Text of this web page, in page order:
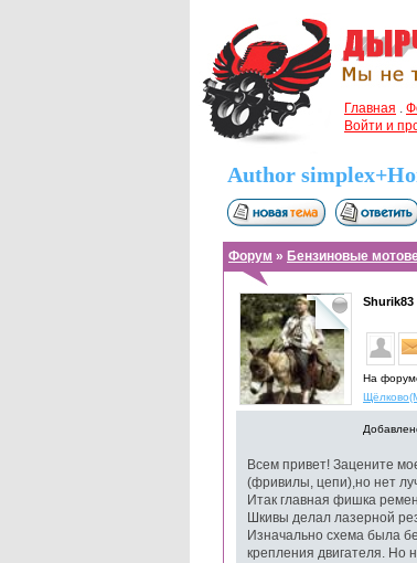
Главная .
Войти и
Author
Форум » Бензиновые
Shurik83
На
Всем привет! Зацените
(фривилы, цепи),но нет
Итак главная фишка
Шкивы делал лазерной
Изначально схема была
крепления двигателя. Но